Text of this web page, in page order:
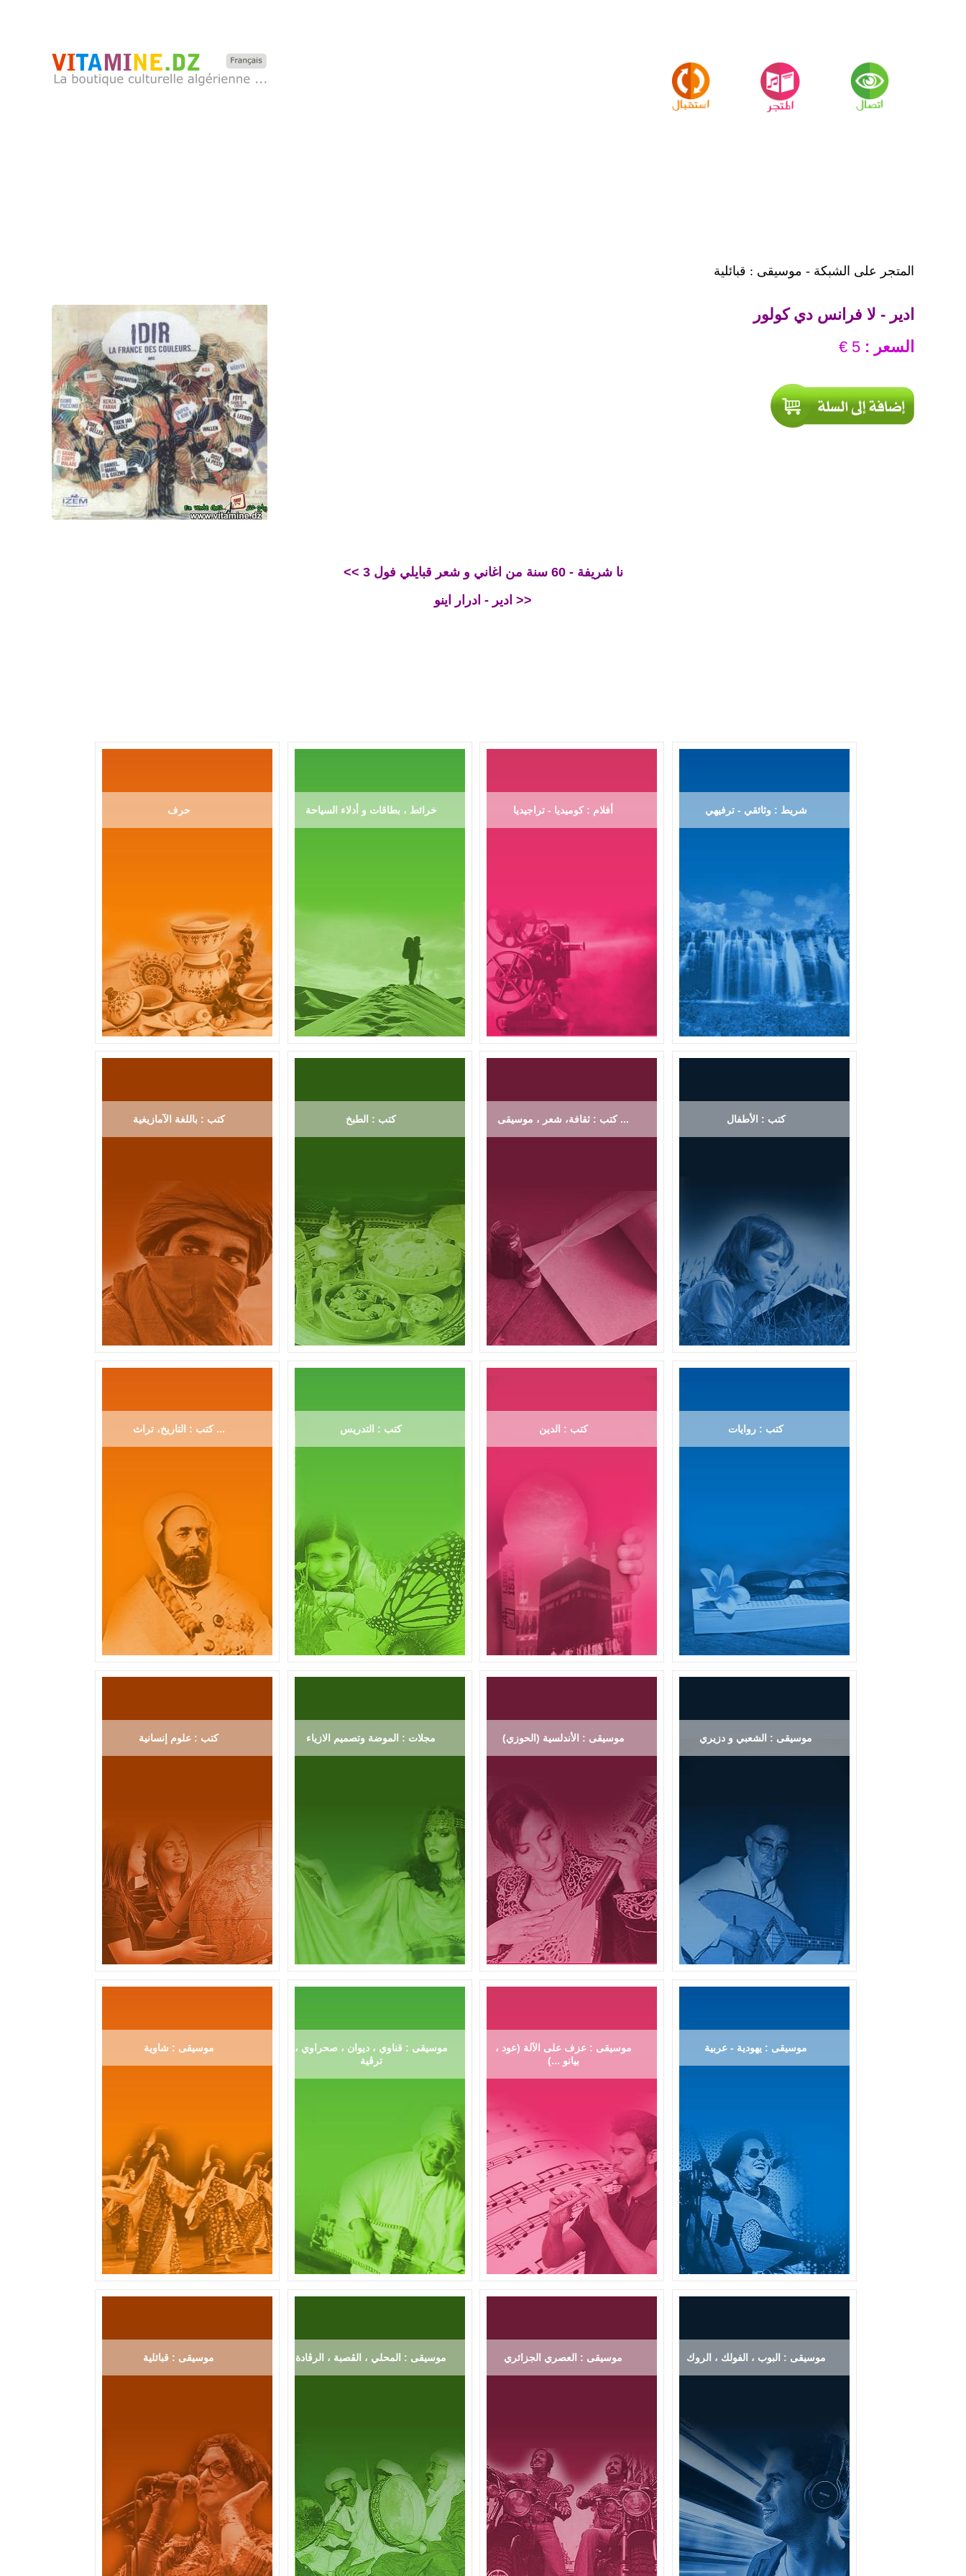
المتجر على الشبكة - موسيقى : قبائلية
ادير - لا فرانس دي كولور
السعر :
<< نا شريفة - 60 سنة من اغاني و شعر قبايلي فول 3
ادير - ادرار اينو >>
حرف خرائط ، بطاقات و أدلاء السياحة أفلام : كوميديا - تراجيديا شريط : وثائقي - ترفيهي
كتب : باللغة الآمازيغية كتب : الطبخ كتب : ثقافة، شعر ، موسيقى ... كتب : الأطفال
كتب : التاريخ، تراث ... كتب : التدريس كتب : الدين كتب : روايات
كتب : علوم إنسانية مجلات : الموضة وتصميم الازياء موسيقى : الأندلسية (الحوزي) موسيقى : الشعبي و دزيري
موسيقى : شاوية
موسيقى : قناوي ، ديوان ، صحراوي ،
ترڨية
موسيقى : عزف على الآلة (عود ،
بيانو ...)
موسيقى : يهودية - عربية
موسيقى : قبائلية موسيقى : المحلي ، الڨصبة ، الرڨادة موسيقى : العصري الجزائري موسيقى : البوب ، الفولك ، الروك